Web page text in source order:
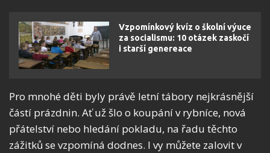
Vzpomínkový kvíz o školní výuce
za socialismu: 10 otázek zaskočí
i starší genereace
Pro mnohé děti byly právě letní tábory nejkrásnější
částí prázdnin. Ať už šlo o koupání v rybníce, nová
přátelství nebo hledání pokladu, na řadu těchto
zážitků se vzpomíná dodnes. I vy můžete zalovit v